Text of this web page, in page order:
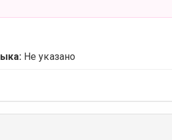
Не указано